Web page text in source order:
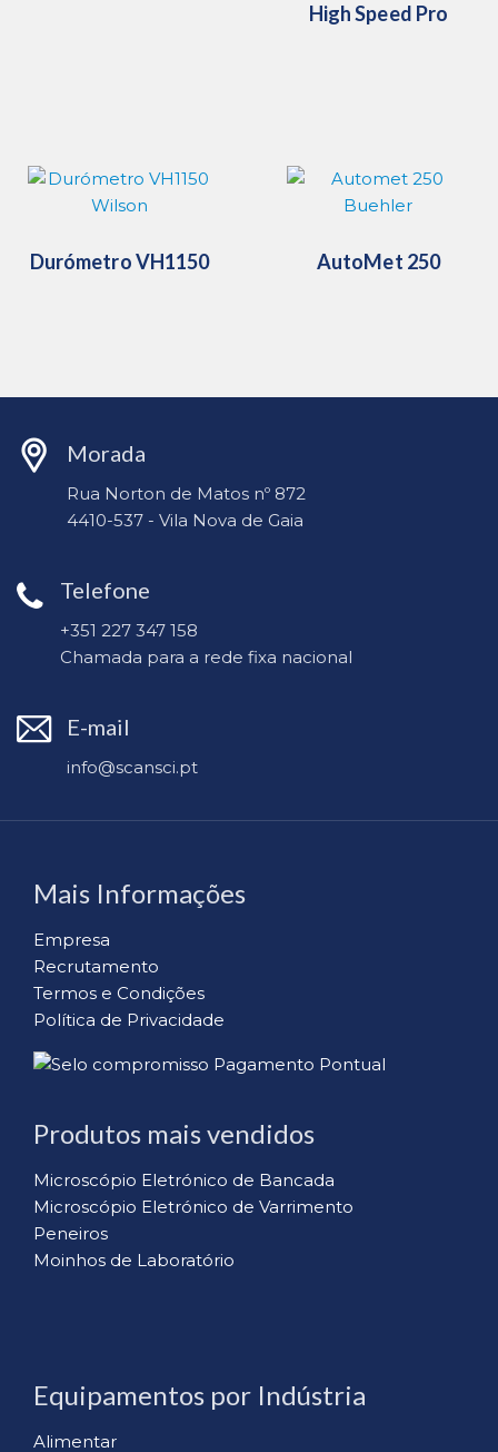
High Speed ​​Pro
Durómetro VH1150 AutoMet 250
Morada
Rua Norton de Matos nº 872
4410-537 - Vila Nova de Gaia
Telefone
+351 227 347 158
Chamada para a rede fixa nacional
E-mail
info@scansci.pt
Mais Informações
Empresa
Recrutamento
Termos e Condições
Política de Privacidade
Produtos mais vendidos
Microscópio Eletrónico de Bancada
Microscópio Eletrónico de Varrimento
Peneiros
Moinhos de Laboratório
Equipamentos por Indústria
Alimentar